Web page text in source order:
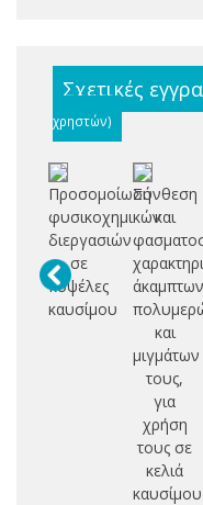
Σχετικές
χρηστών)
Προσομοίωση
φυσικοχημικών
διεργασιών
σε
κυψέλες
καυσίμου
Σύνθεση
και
άκαμπτων
και
μιγμάτων
τους,
για
χρήση
τους σε
κελιά
καυσίμου